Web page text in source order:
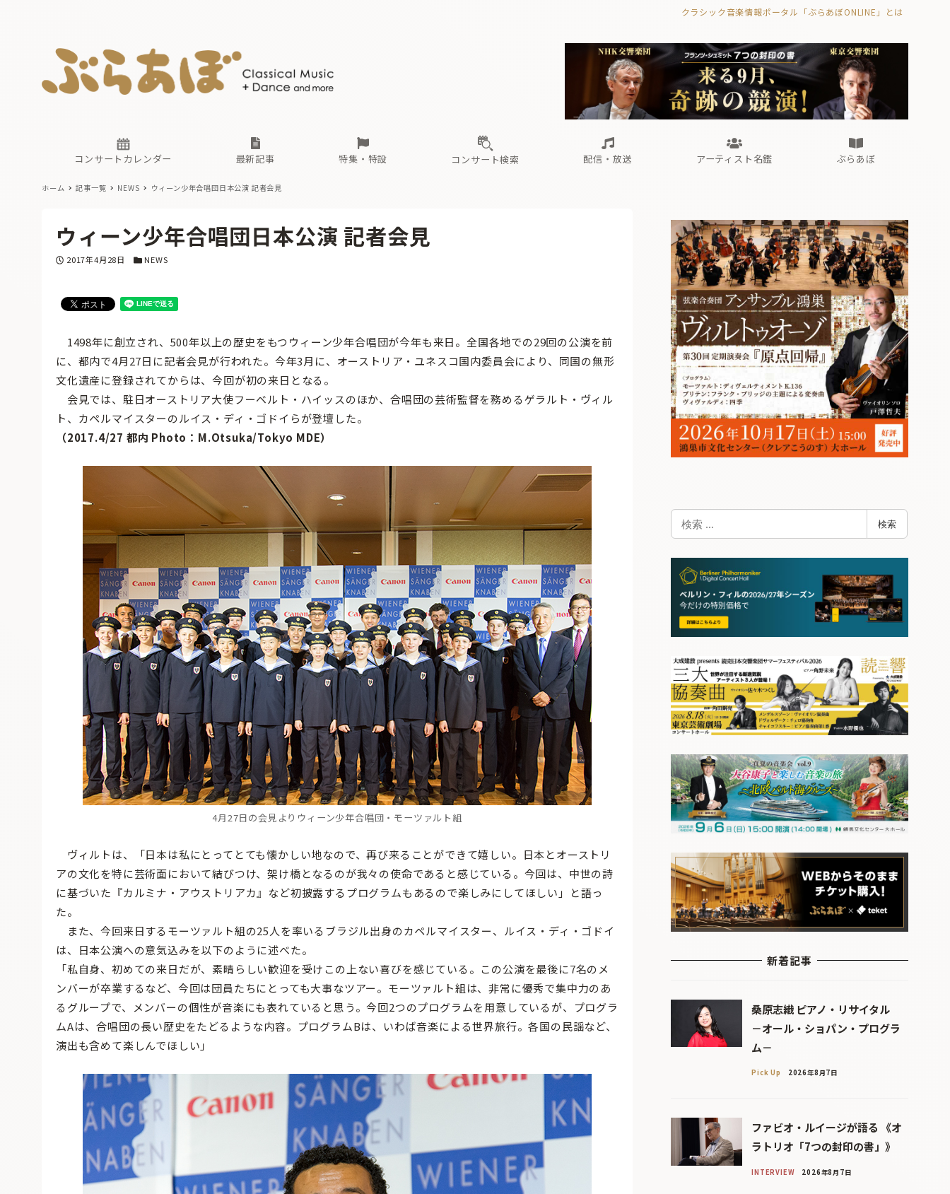
クラシック音楽情報ポータル「ぶらあぼONLINE」とは
コンサートカレンダー 最新記事
古楽とその先と オーケストラの楽屋から ぶらあぼブラス！
フォルテピアノ・オデッセイ
特集・特設
現場のプロが推す！間違いないオーケストラコンサート
コンサート検索 配信・放送
無料ライブ配信スケジュール 有料ライブ配信スケジュール
アーティスト名鑑
あ か さ た な は
ぶらあぼ
古楽とその先と Aからの眺望 ぶらあぼブラス！
フォルテピアノ・オデッセイ
無料ライブ配信スケジュール
あ か さ
ホーム 記事一覧 NEWS ウィーン少年合唱団日本公演 記者会見
ウィーン少年合唱団日本公演 記者会見
投稿日
2017年4月28日 カテゴリー
NEWS
1498年に創立され、500年以上の歴史をもつウィーン少年合唱団が今年も来日。全国各地での29回の公演を前
に、都内で4月27日に記者会見が行われた。今年3月に、オーストリア・ユネスコ国内委員会により、同国の無形
文化遺産に登録されてからは、今回が初の来日となる。
会見では、駐日オーストリア大使フーベルト・ハイッスのほか、合唱団の芸術監督を務めるゲラルト・ヴィル
ト、カペルマイスターのルイス・ディ・ゴドイらが登壇した。
（2017.4/27 都内 Photo：M.Otsuka/Tokyo MDE）
4月27日の会見よりウィーン少年合唱団・モーツァルト組
ヴィルトは、「日本は私にとってとても懐かしい地なので、再び来ることができて嬉しい。日本とオーストリ
アの文化を特に芸術面において結びつけ、架け橋となるのが我々の使命であると感じている。今回は、中世の詩
に基づいた『カルミナ・アウストリアカ』など初披露するプログラムもあるので楽しみにしてほしい」と語っ
た。
また、今回来日するモーツァルト組の25人を率いるブラジル出身のカペルマイスター、ルイス・ディ・ゴドイ
は、日本公演への意気込みを以下のように述べた。
「私自身、初めての来日だが、素晴らしい歓迎を受けこの上ない喜びを感じている。この公演を最後に7名のメ
ンバーが卒業するなど、今回は団員たちにとっても大事なツアー。モーツァルト組は、非常に優秀で集中力のあ
るグループで、メンバーの個性が音楽にも表れていると思う。今回2つのプログラムを用意しているが、プログラ
ムAは、合唱団の長い歴史をたどるような内容。プログラムBは、いわば音楽による世界旅行。各国の民謡など、
演出も含めて楽しんでほしい」
検
索
検索
新着記事
桑原志織 ピアノ・リサイタル
－オール・ショパン・プログラ
ム－
Pick Up 2026年8月7日
ファビオ・ルイージが語る 《オ
ラトリオ「7つの封印の書」》
INTERVIEW 2026年8月7日